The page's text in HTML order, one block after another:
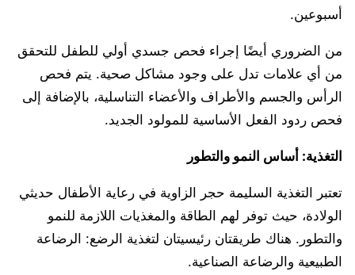
أسبوعين.
من الضروري أيضًا إجراء فحص جسدي أولي للطفل للتحقق
من أي علامات تدل على وجود مشاكل صحية. يتم فحص
الرأس والجسم والأطراف والأعضاء التناسلية، بالإضافة إلى
فحص ردود الفعل الأساسية للمولود الجديد.
التغذية: أساس النمو والتطور
تعتبر التغذية السليمة حجر الزاوية في رعاية الأطفال حديثي
الولادة، حيث توفر لهم الطاقة والمغذيات اللازمة للنمو
والتطور. هناك طريقتان رئيسيتان لتغذية الرضع: الرضاعة
الطبيعية والرضاعة الصناعية.